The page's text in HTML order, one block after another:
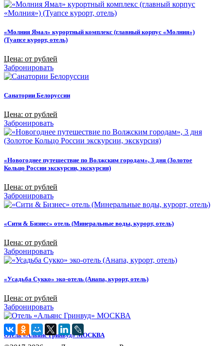
«Молния Ямал» курортный комплекс (главный корпус «Молния»)
(Туапсе курорт, отель)
Цена: от рублей
Забронировать
Санатории Белоруссии
Цена: от рублей
Забронировать
«Новогоднее путешествие по Волжским городам», 3 дня (Золотое
Кольцо России экскурсии, экскурсия)
Цена: от рублей
Забронировать
«Сити & Бизнес» отель (Минеральные воды, курорт, отель)
Цена: от рублей
Забронировать
«Усадьба Сукко» эко-отель (Анапа, курорт, отель)
Цена: от рублей
Забронировать
Отель «Альянс Гринвуд» МОСКВА